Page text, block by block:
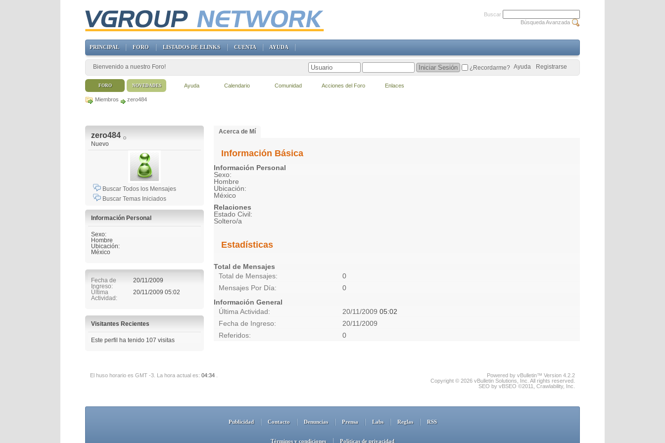
Miembros zero484
zero484
Nuevo
Buscar Todos los Mensajes
Buscar Temas Iniciados
Información Personal
Sexo:
Hombre
Ubicación:
México
Fecha de
Ingreso
20/11/2009
Última
Actividad
20/11/2009 05:02
Visitantes Recientes
Este perfil ha tenido 107 visitas
Acerca de Mí
Información Básica
Información Personal
Sexo:
Hombre
Ubicación:
México
Relaciones
Estado Civil:
Soltero/a
Estadísticas
Total de Mensajes
Total de Mensajes
0
Mensajes Por Día
0
Información General
Última Actividad
20/11/2009 05:02
Fecha de Ingreso
20/11/2009
Referidos
0
El huso horario es GMT -3. La hora actual es: 04:34
Powered by vBulletin™ Version 4.2.2
Copyright © 2026 vBulletin Solutions, Inc. All rights reserved.
SEO by vBSEO ©2011, Crawlability, Inc.
Publicidad Contacto Denuncias Prensa Labs Reglas RSS
Términos y condiciones Políticas de privacidad
Buscar
Búsqueda Avanzada
PRINCIPAL FORO LISTADOS DE ELINKS CUENTA AYUDA
Bienvenido a nuestro Foro! Registrarse
Ayuda
¿Recordarme?
FORO Ayuda Calendario Comunidad Acciones del Foro Enlaces
NOVEDADES